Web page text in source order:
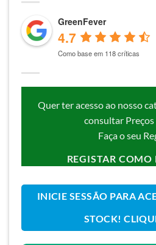
GreenFever
4.7
Como base em 118 críticas
Quer ter acesso ao nosso
consultar Preços
Faça o seu
REGISTAR COMO
INICIE SESSÃO PARA
STOCK!